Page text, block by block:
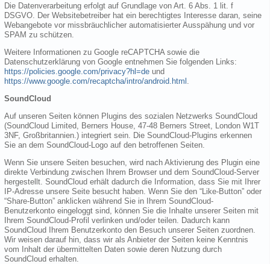
Die Datenverarbeitung erfolgt auf Grundlage von Art. 6 Abs. 1 lit. f
DSGVO. Der Websitebetreiber hat ein berechtigtes Interesse daran, seine
Webangebote vor missbräuchlicher automatisierter Ausspähung und vor
SPAM zu schützen.
Weitere Informationen zu Google reCAPTCHA sowie die
Datenschutzerklärung von Google entnehmen Sie folgenden Links:
https://policies.google.com/privacy?hl=de und
https://www.google.com/recaptcha/intro/android.html
SoundCloud
Auf unseren Seiten können Plugins des sozialen Netzwerks SoundCloud
(SoundCloud Limited, Berners House, 47-48 Berners Street, London W1T
3NF, Großbritannien.) integriert sein. Die SoundCloud-Plugins erkennen
Sie an dem SoundCloud-Logo auf den betroffenen Seiten.
Wenn Sie unsere Seiten besuchen, wird nach Aktivierung des Plugin eine
direkte Verbindung zwischen Ihrem Browser und dem SoundCloud-Server
hergestellt. SoundCloud erhält dadurch die Information, dass Sie mit Ihrer
IP-Adresse unsere Seite besucht haben. Wenn Sie den “Like-Button” oder
“Share-Button” anklicken während Sie in Ihrem SoundCloud-
Benutzerkonto eingeloggt sind, können Sie die Inhalte unserer Seiten mit
Ihrem SoundCloud-Profil verlinken und/oder teilen. Dadurch kann
SoundCloud Ihrem Benutzerkonto den Besuch unserer Seiten zuordnen.
Wir weisen darauf hin, dass wir als Anbieter der Seiten keine Kenntnis
vom Inhalt der übermittelten Daten sowie deren Nutzung durch
SoundCloud erhalten.